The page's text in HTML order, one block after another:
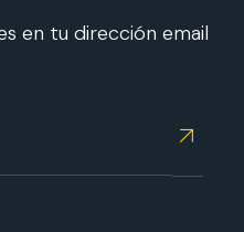
en tu dirección email